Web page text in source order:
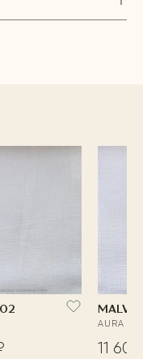
MALVA
AURA
11